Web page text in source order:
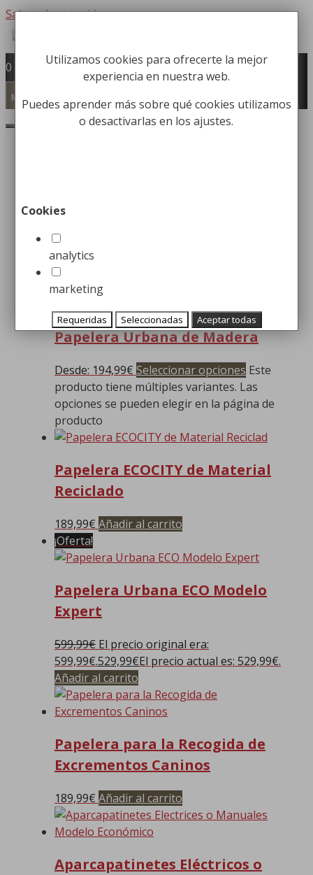
Saltar al contenido
Fabricación y comercialización de
equipamiento para la higiene industrial
Búsqueda de productos
0
Menú
Mostrando 1–16 de 19 resultados
Papelera Urbana de Madera
Desde: 194,99€ Seleccionar opciones Este
producto tiene múltiples variantes. Las
opciones se pueden elegir en la página de
producto
Papelera ECOCITY de Material
Reciclado
189,99€ Añadir al carrito
¡Oferta!
Papelera Urbana ECO Modelo
Expert
599,99€ El precio original era:
599,99€.529,99€El precio actual es: 529,99€.
Añadir al carrito
Papelera para la Recogida de
Excrementos Caninos
189,99€ Añadir al carrito
Aparcapatinetes Eléctricos o
Utilizamos cookies para ofrecerte la mejor
experiencia en nuestra web.
Puedes aprender más sobre qué cookies utilizamos
o desactivarlas en los ajustes.
Cookies
analytics
marketing
Requeridas Seleccionadas Aceptar todas